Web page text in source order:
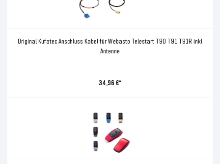
Original Kufatec Anschluss Kabel für Webasto Telestart T90 T91 T91R inkl
Antenne
34,96 €*